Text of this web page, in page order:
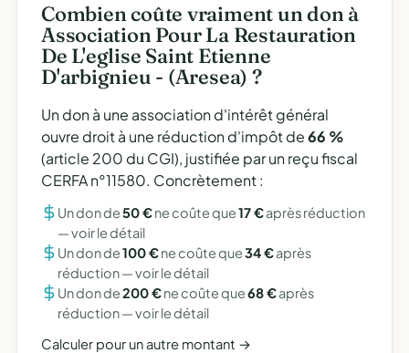
Combien coûte vraiment un don à
Association Pour La Restauration
De L'eglise Saint Etienne
D'arbignieu - (Aresea) ?
Un don à une association d'intérêt général
ouvre droit à une réduction d'impôt de66 %
(article 200 du CGI), justifiée par un reçu fiscal
CERFA n°11580. Concrètement :
Un don de50 €ne coûte que17 €après réduction
—voir le détail
Un don de100 €ne coûte que34 €après
réduction —voir le détail
Un don de200 €ne coûte que68 €après
réduction —voir le détail
Calculer pour un autre montant →